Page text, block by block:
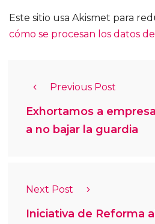
Este sitio usa Akismet para
cómo se procesan los datos
Previous Post
Exhortamos a
a no bajar la guardia
Next Post
Iniciativa de Reforma